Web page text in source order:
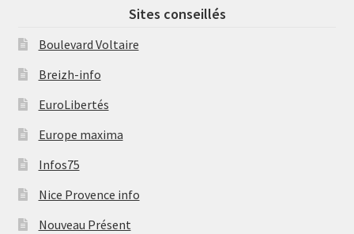
Sites conseillés
Boulevard Voltaire
Breizh-info
EuroLibertés
Europe maxima
Infos75
Nice Provence info
Nouveau Présent